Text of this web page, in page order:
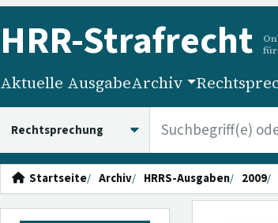
HRR-Strafrecht
Aktuelle AusgabeArchiv
Startseite Archiv HRRS-Ausgaben 2009